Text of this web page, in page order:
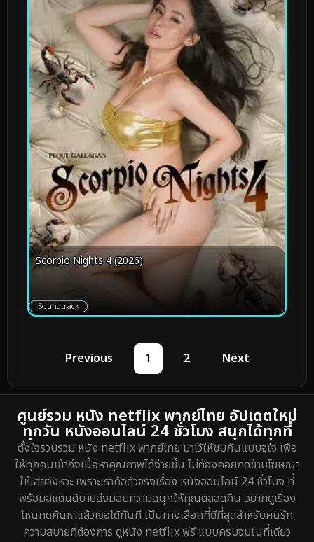
Scorpio Nights 4 (2026)
Soundtrack
Previous 1 2 Next
ศูนย์รวม หนัง netflix พากย์ไทย อัปเดตใหม่
ทุกวัน หนังออนไลน์ 24 ชั่วโมง สนุกได้ทุกที่
ตั้งใจรวบรวม หนัง netflix พากย์ไทย มาไว้ให้ชมกันแบบจุใจ เพื่อ
ให้ทุกคนเข้าถึงเนื้อหาคุณภาพได้ง่ายขึ้น ไม่ต้องคอยกดข้ามโฆษณา
ให้เสียจังหวะ เพราะเราคือตัวจริงเรื่อง หนังออนไลน์ 24 ชั่วโมง ที่
พร้อมสแตนด์บายส่งมอบความสนุกให้คุณตลอดคืน อยากดูเรื่อง
ไหนกดค้นหาแล้วเจอได้ทันที เป็นทางเลือกที่ดีที่สุดสำหรับคนรัก
ความสบายที่ต้องการ ดูหนัง netflix ฟรี แบบครบจบในที่เดียว